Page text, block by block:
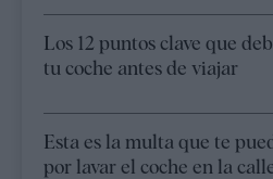
Los 12 puntos clave que
tu coche antes de viajar
Esta es la multa que te
por lavar el coche en la